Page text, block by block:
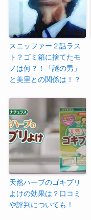
スニッファー２話ラス
ト？ゴミ箱に捨てたモ
ノは何？！「謎の男」
と美里との関係は！？
天然ハーブのゴキブリ
よけの効果は？口コミ
や評判についても！